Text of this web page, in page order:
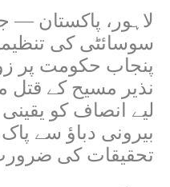
سوسائٹی کی
پنجاب حکومت پر
نذیر مسیح کے
لیے انصاف کو یقینی
بیرونی دباؤ سے
تحقیقات کی ضرورت